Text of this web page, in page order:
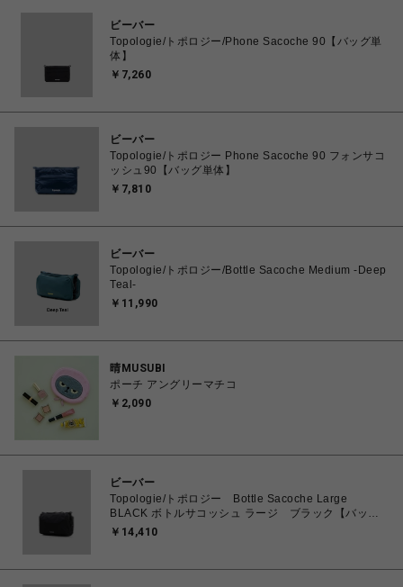
ビーバー
Topologie/トポロジー/Phone Sacoche 90【バッグ単
体】
￥7,260
ビーバー
Topologie/トポロジー Phone Sacoche 90 フォンサコ
ッシュ90【バッグ単体】
￥7,810
ビーバー
Topologie/トポロジー/Bottle Sacoche Medium -Deep
Teal-
￥11,990
晴MUSUBI
ポーチ アングリーマチコ
￥2,090
ビーバー
Topologie/トポロジー Bottle Sacoche Large
BLACK ボトルサコッシュ ラージ ブラック【バッグ
単体】
￥14,410